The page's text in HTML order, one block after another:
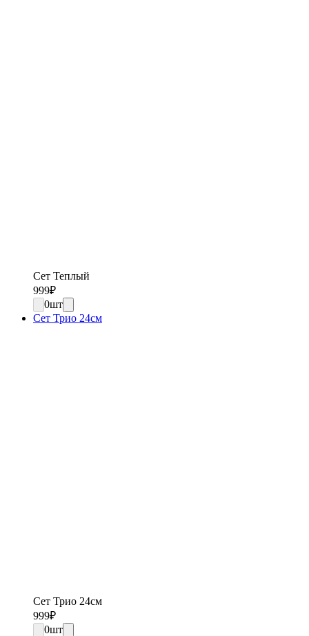
Сет Теплый
999₽
0шт
Сет Трио 24см
Сет Трио 24см
999₽
0шт